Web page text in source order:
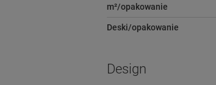
m²/opakowanie
Deski/opakowanie
Design